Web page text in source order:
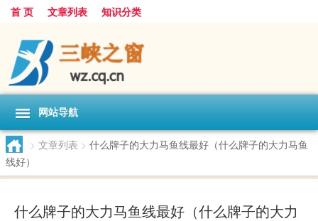
首 页 文章列表 知识分类
网站导航
> 文章列表 > 什么牌子的大力马鱼线最好（什么牌子的大力马鱼
线好）
什么牌子的大力马鱼线最好（什么牌子的大力